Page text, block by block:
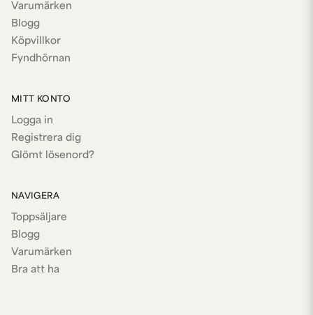
Varumärken
Blogg
Köpvillkor
Fyndhörnan
MITT KONTO
Logga in
Registrera dig
Glömt lösenord?
NAVIGERA
Toppsäljare
Blogg
Varumärken
Bra att ha